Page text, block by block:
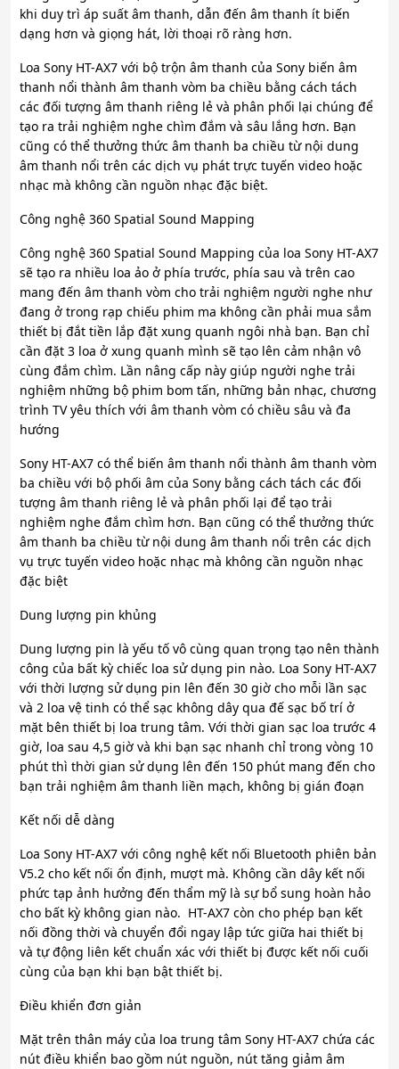
khi duy trì áp suất âm thanh, dẫn đến âm thanh ít biến
dạng hơn và giọng hát, lời thoại rõ ràng hơn.
Loa Sony HT-AX7 với bộ trộn âm thanh của Sony biến âm
thanh nổi thành âm thanh vòm ba chiều bằng cách tách
các đối tượng âm thanh riêng lẻ và phân phối lại chúng để
tạo ra trải nghiệm nghe chìm đắm và sâu lắng hơn. Bạn
cũng có thể thưởng thức âm thanh ba chiều từ nội dung
âm thanh nổi trên các dịch vụ phát trực tuyến video hoặc
nhạc mà không cần nguồn nhạc đặc biệt.
Công nghệ 360 Spatial Sound Mapping
Công nghệ 360 Spatial Sound Mapping của loa Sony HT-AX7
sẽ tạo ra nhiều loa ảo ở phía trước, phía sau và trên cao
mang đến âm thanh vòm cho trải nghiệm người nghe như
đang ở trong rạp chiếu phim ma không cần phải mua sắm
thiết bị đắt tiền lắp đặt xung quanh ngôi nhà bạn. Bạn chỉ
cần đặt 3 loa ở xung quanh mình sẽ tạo lên cảm nhận vô
cùng đắm chìm. Lần nâng cấp này giúp người nghe trải
nghiệm những bộ phim bom tấn, những bản nhạc, chương
trình TV yêu thích với âm thanh vòm có chiều sâu và đa
hướng
Sony HT-AX7 có thể biến âm thanh nổi thành âm thanh vòm
ba chiều với bộ phối âm của Sony bằng cách tách các đối
tượng âm thanh riêng lẻ và phân phối lại để tạo trải
nghiệm nghe đắm chìm hơn. Bạn cũng có thể thưởng thức
âm thanh ba chiều từ nội dung âm thanh nổi trên các dịch
vụ trực tuyến video hoặc nhạc mà không cần nguồn nhạc
đặc biệt
Dung lượng pin khủng
Dung lượng pin là yếu tố vô cùng quan trọng tạo nên thành
công của bất kỳ chiếc loa sử dụng pin nào. Loa Sony HT-AX7
với thời lượng sử dụng pin lên đến 30 giờ cho mỗi lần sạc
và 2 loa vệ tinh có thể sạc không dây qua đế sạc bố trí ở
mặt bên thiết bị loa trung tâm. Với thời gian sạc loa trước 4
giờ, loa sau 4,5 giờ và khi bạn sạc nhanh chỉ trong vòng 10
phút thì thời gian sử dụng lên đến 150 phút mang đến cho
bạn trải nghiệm âm thanh liền mạch, không bị gián đoạn
Kết nối dễ dàng
Loa Sony HT-AX7 với công nghệ kết nối Bluetooth phiên bản
V5.2 cho kết nối ổn định, mượt mà. Không cần dây kết nối
phức tạp ảnh hưởng đến thẩm mỹ là sự bổ sung hoàn hảo
cho bất kỳ không gian nào. HT-AX7 còn cho phép bạn kết
nối đồng thời và chuyển đổi ngay lập tức giữa hai thiết bị
và tự động liên kết chuẩn xác với thiết bị được kết nối cuối
cùng của bạn khi bạn bật thiết bị.
Điều khiển đơn giản
Mặt trên thân máy của loa trung tâm Sony HT-AX7 chứa các
nút điều khiển bao gồm nút nguồn, nút tăng giảm âm